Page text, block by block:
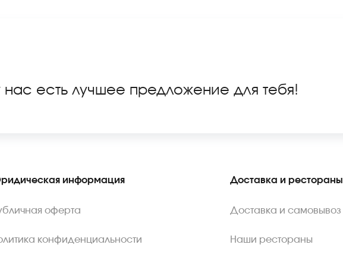
нас есть лучшее предложение для тебя!
информация
оферта
конфиденциальности
Доставка и рестораны
Доставка и самовывоз
Наши рестораны